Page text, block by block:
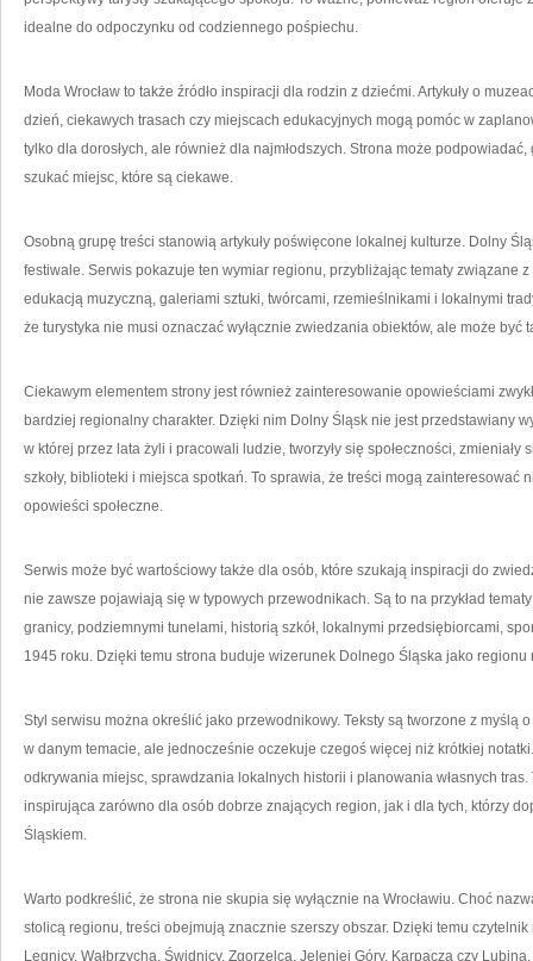
idealne do odpoczynku od codziennego pośpiechu.
Moda Wrocław to także źródło inspiracji dla rodzin z dziećmi. Artykuły o
dzień, ciekawych trasach czy miejscach edukacyjnych mogą pomóc w
tylko dla dorosłych, ale również dla najmłodszych. Strona może
szukać miejsc, które są ciekawe.
Osobną grupę treści stanowią artykuły poświęcone lokalnej kulturze. Dolny
festiwale. Serwis pokazuje ten wymiar regionu, przybliżając tematy związane
edukacją muzyczną, galeriami sztuki, twórcami, rzemieślnikami i lokalnymi
że turystyka nie musi oznaczać wyłącznie zwiedzania obiektów, ale może być
Ciekawym elementem strony jest również zainteresowanie opowieściami
bardziej regionalny charakter. Dzięki nim Dolny Śląsk nie jest przedstawiany
w której przez lata żyli i pracowali ludzie, tworzyły się społeczności, zmieniały
szkoły, biblioteki i miejsca spotkań. To sprawia, że treści mogą zainteresować
opowieści społeczne.
Serwis może być wartościowy także dla osób, które szukają inspiracji do
nie zawsze pojawiają się w typowych przewodnikach. Są to na przykład
granicy, podziemnymi tunelami, historią szkół, lokalnymi przedsiębiorcami,
1945 roku. Dzięki temu strona buduje wizerunek Dolnego Śląska jako
Styl serwisu można określić jako przewodnikowy. Teksty są tworzone z myślą
w danym temacie, ale jednocześnie oczekuje czegoś więcej niż krótkiej
odkrywania miejsc, sprawdzania lokalnych historii i planowania własnych
inspirująca zarówno dla osób dobrze znających region, jak i dla tych, którzy
Śląskiem.
Warto podkreślić, że strona nie skupia się wyłącznie na Wrocławiu. Choć
stolicą regionu, treści obejmują znacznie szerszy obszar. Dzięki temu czytelnik
Legnicy, Wałbrzycha, Świdnicy, Zgorzelca, Jeleniej Góry, Karpacza czy